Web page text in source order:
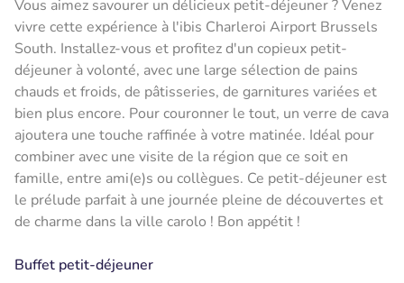
Vous aimez savourer un délicieux petit-déjeuner ? Venez
vivre cette expérience à l'ibis Charleroi Airport Brussels
South. Installez-vous et profitez d'un copieux petit-
déjeuner à volonté, avec une large sélection de pains
chauds et froids, de pâtisseries, de garnitures variées et
bien plus encore. Pour couronner le tout, un verre de cava
ajoutera une touche raffinée à votre matinée. Idéal pour
combiner avec une visite de la région que ce soit en
famille, entre ami(e)s ou collègues. Ce petit-déjeuner est
le prélude parfait à une journée pleine de découvertes et
de charme dans la ville carolo ! Bon appétit !
Buffet petit-déjeuner